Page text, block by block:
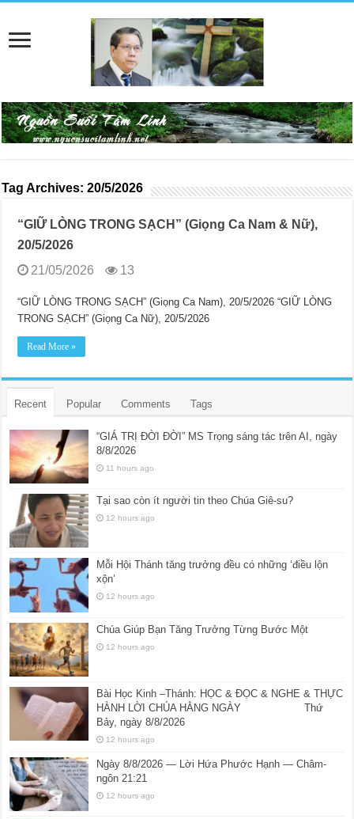
Tag Archives:20/5/2026
“GIỮ LÒNG TRONG SẠCH” (Giọng Ca Nam & Nữ),
20/5/2026
21/05/2026
13
“GIỮ LÒNG TRONG SẠCH” (Giọng Ca Nam), 20/5/2026 “GIỮ LÒNG
TRONG SẠCH” (Giọng Ca Nữ), 20/5/2026
Read More »
Recent Popular Comments Tags
“GIÁ TRỊ ĐỜI ĐỜI” MS Trọng sáng tác trên AI, ngày
8/8/2026
11 hours ago
Tại sao còn ít người tin theo Chúa Giê-su?
12 hours ago
Mỗi Hội Thánh tăng trưởng đều có những ‘điều lộn
xộn’
12 hours ago
Chúa Giúp Bạn Tăng Trưởng Từng Bước Một
12 hours ago
Bài Học Kinh –Thánh: HỌC & ĐỌC & NGHE & THỰC
HÀNH LỜI CHÚA HẰNG NGÀY Thứ
Bảy, ngày 8/8/2026
12 hours ago
Ngày 8/8/2026 — Lời Hứa Phước Hạnh — Châm-
ngôn 21:21
12 hours ago